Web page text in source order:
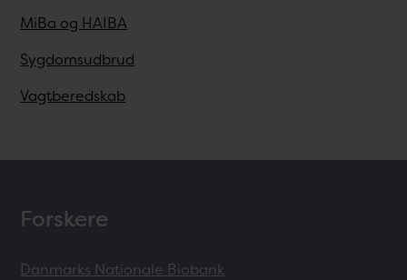
MiBa og HAIBA
Sygdomsudbrud
Vagtberedskab
Forskere
Danmarks Nationale Biobank